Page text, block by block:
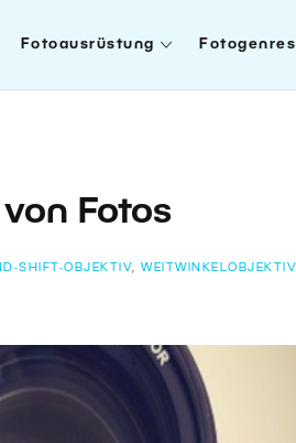
Fotoausrüstung Fotogenres
Fotos
SHIFT-OBJEKTIV, WEITWINKELOBJEKTIV